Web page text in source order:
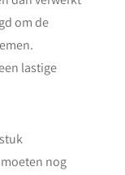
om de
lastige
nog